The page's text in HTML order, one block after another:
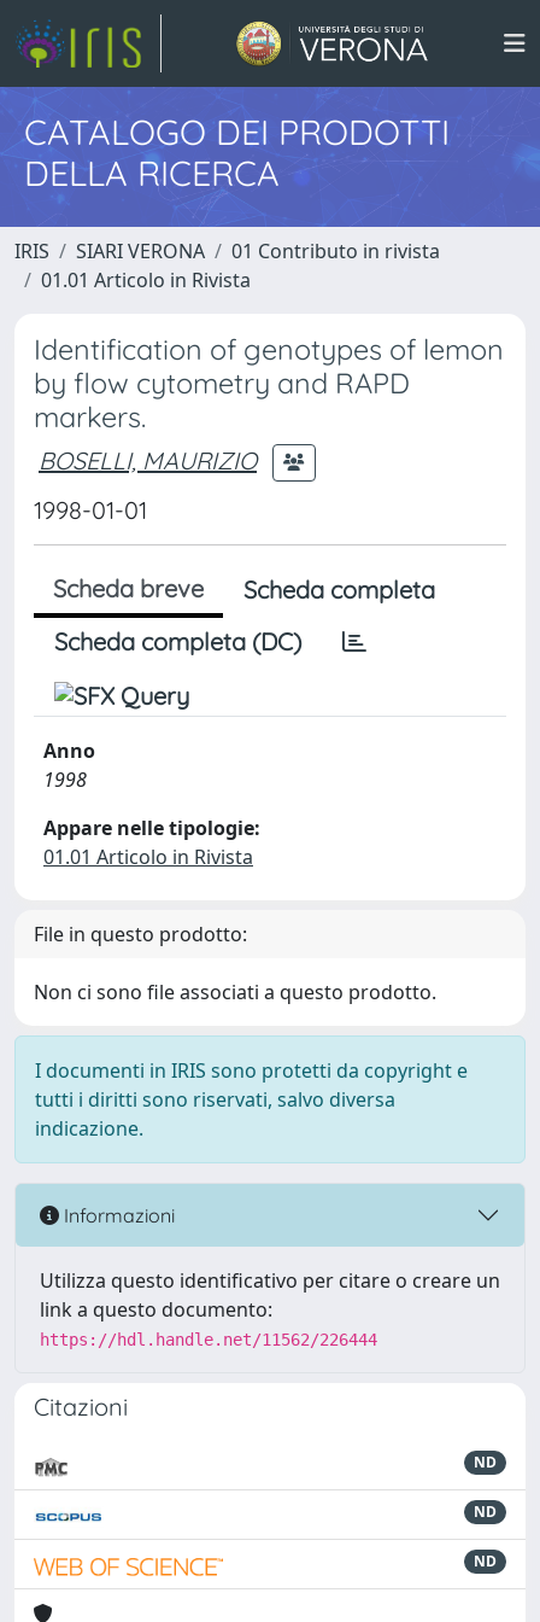
CATALOGO DEI PRODOTTI
DELLA RICERCA
IRIS SIARI VERONA
01 Contributo in rivista
01.01 Articolo in Rivista
Identification of genotypes of lemon
by flow cytometry and RAPD
markers.
BOSELLI, MAURIZIO
1998-01-01
Scheda breve
Scheda completa
Scheda completa (DC)
Anno
1998
Appare nelle tipologie:
01.01 Articolo in Rivista
File in questo prodotto:
Non ci sono file associati a questo prodotto.
I documenti in IRIS sono protetti da copyright e
tutti i diritti sono riservati, salvo diversa
indicazione.
Informazioni
Utilizza questo identificativo per citare o creare un
link a questo documento:
https://hdl.handle.net/11562/226444
Citazioni
ND
ND
ND